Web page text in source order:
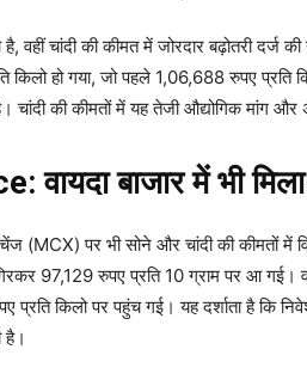
वहीं चांदी की कीमत में जोरदार बढ़ोतरी
किलो हो गया, जो पहले 1,06,688 रुपए
चांदी की कीमतों में यह तेजी औद्योगिक मांग और
वायदा बाजार में भी
(MCX) पर भी सोने और चांदी की कीमतों
97,129 रुपए प्रति 10 ग्राम पर आ गई।
प्रति किलो पर पहुंच गई। यह दर्शाता है कि
है।